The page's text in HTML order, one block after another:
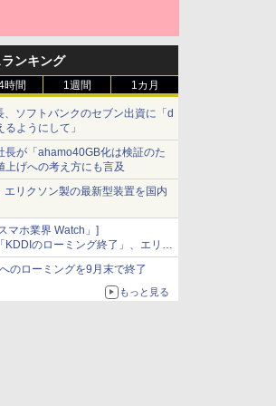
ンキング
時間 1週間 1カ月
、ソフトバンクのセブン出資に「d
ようにして」
長が「ahamo40GB化は検証のた
上げへの考え方にも言及
エリクソン製の最新型装置を国内
マホ業界 Watch」]
KDDIのローミング終了」、エリア
し穴と楽天モバイルの課題
のローミングを9月末で終了
もっと見る